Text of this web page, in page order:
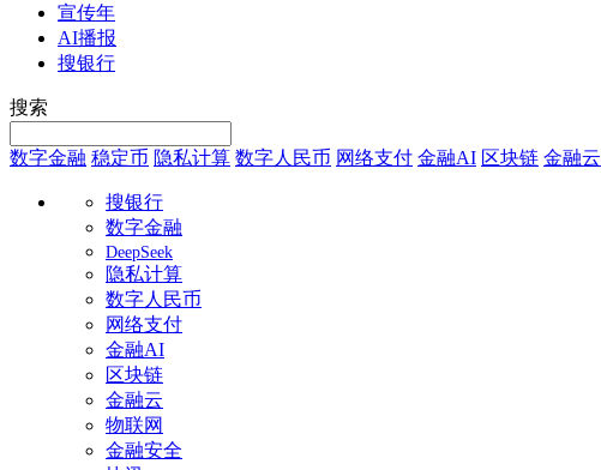
宣传年
AI播报
搜银行
搜索
数字金融 稳定币 隐私计算 数字人民币 网络支付 金融AI 区块链 金融云
搜银行
数字金融
DeepSeek
隐私计算
数字人民币
网络支付
金融AI
区块链
金融云
物联网
金融安全